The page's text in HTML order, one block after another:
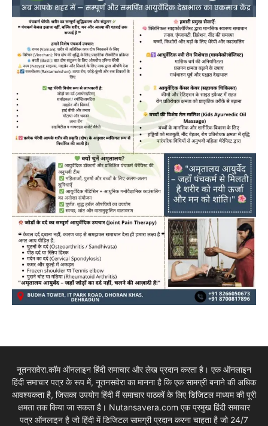
नूतनसवेरा.कॉम ऑनलाइन हिंदी समाचार और लेख प्रदान करता है। एक ऑनलाइन
हिंदी समाचार पत्र के रूप में, नूतनसवेरा का मानना है कि एक सामग्री बनाने की अधिक
आवश्यकता है, जिसका उपयोग हिंदी मैं समाचार पाठकों के लिए डिजिटल माध्यम की पूरी
क्षमता तक किया जा सकता है। Nutansavera.com एक प्रमुख हिंदी समाचार
पत्र ऑनलाइन है जो हिंदी में डिजिटल सामग्री प्रदान करना चाहता है जो 24/7